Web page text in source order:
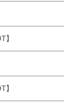
】
】